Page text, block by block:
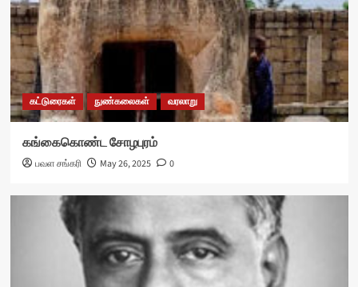
கட்டுரைகள் நுண்கலைகள் வரலாறு
கங்கைகொண்ட சோழபுரம்
பவள சங்கரி May 26, 2025 0